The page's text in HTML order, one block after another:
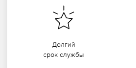
покрытия
Долгий